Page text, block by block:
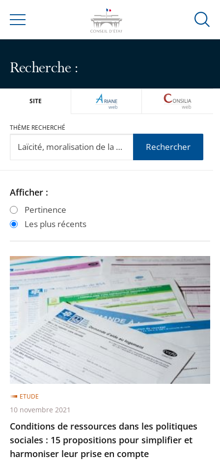
Menu
Ouvrir
Recherche :
SITE ARIANEWEB
THÈME RECHERCHÉ
Rechercher
Passer
les
filtres
après
Passer
les
filtres
avant
Afficher :
Pertinence
Les plus récents
Conditions
de
ressources
dans
les
politiques
sociales
:
15
propositions
pour
simplifier
et
harmoniser
leur
Conditions de ressources dans les politiques
sociales : 15 propositions pour simplifier et
harmoniser leur prise en compte
ETUDE
10 novembre 2021